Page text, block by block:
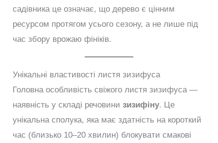
садівника це означає, що дерево є цінним
ресурсом протягом усього сезону, а не лише під
час збору врожаю фініків.
Унікальні властивості листя зизифуса
Головна особливість свіжого листя зизифуса —
наявність у складі речовинизизифіну. Це
унікальна сполука, яка має здатність на короткий
час (близько 10–20 хвилин) блокувати смакові